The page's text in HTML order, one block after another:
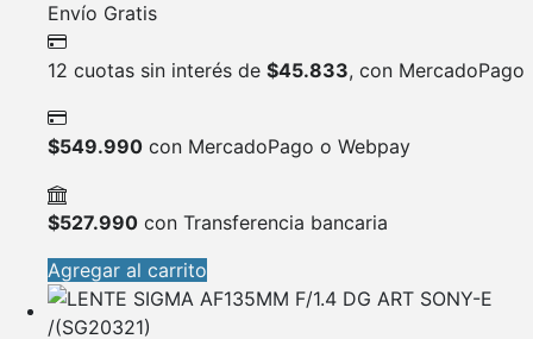
Envío Gratis
12 cuotas sin interés de $45.833, con MercadoPago
$549.990 con MercadoPago o Webpay
$527.990 con Transferencia bancaria
Agregar al carrito